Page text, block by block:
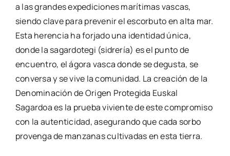
a las grandes expediciones marítimas vascas,
siendo clave para prevenir el escorbuto en alta mar.
Esta herencia ha forjado una identidad única,
donde la sagardotegi (sidrería) es el punto de
encuentro, el ágora vasca donde se degusta, se
conversa y se vive la comunidad. La creación de la
Denominación de Origen Protegida Euskal
Sagardoa es la prueba viviente de este compromiso
con la autenticidad, asegurando que cada sorbo
provenga de manzanas cultivadas en esta tierra.